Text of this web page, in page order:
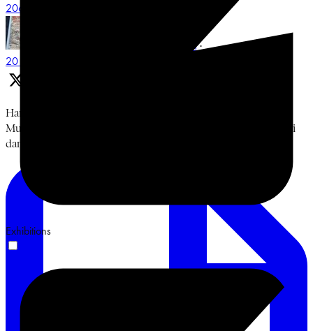
2068548487491551658
@multatulimuseum ·
20 Jun
Hari keempat, Jumat, 19 Juni 2026. Diskusi Bung Karno,
Muhammadiyah, dan Islam Berkemajuan bersama Prof. Sukidi
dan Ismail Hamadun. Terima kasih. #BulanBungKarno2026
Exhibitions